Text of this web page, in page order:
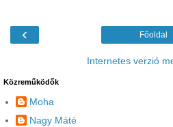
‹ Főoldal
Internetes verzió
Közreműködők
Moha
Nagy Máté